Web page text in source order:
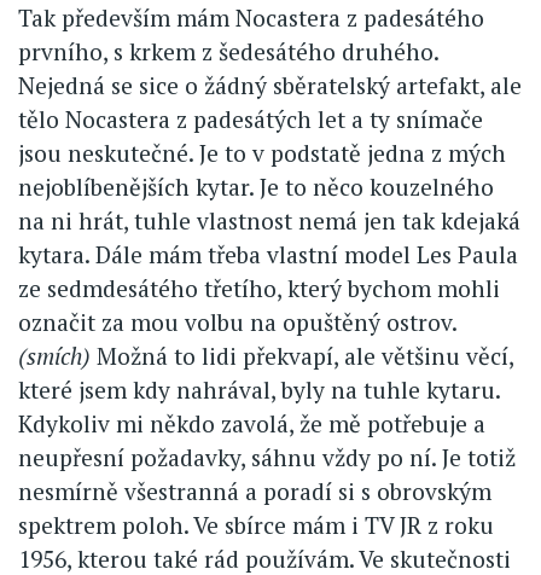
Tak především mám Nocastera z padesátého
prvního, s krkem z šedesátého druhého.
Nejedná se sice o žádný sběratelský artefakt, ale
tělo Nocastera z padesátých let a ty snímače
jsou neskutečné. Je to v podstatě jedna z mých
nejoblíbenějších kytar. Je to něco kouzelného
na ni hrát, tuhle vlastnost nemá jen tak kdejaká
kytara. Dále mám třeba vlastní model Les Paula
ze sedmdesátého třetího, který bychom mohli
označit za mou volbu na opuštěný ostrov.
(smích) Možná to lidi překvapí, ale většinu věcí,
které jsem kdy nahrával, byly na tuhle kytaru.
Kdykoliv mi někdo zavolá, že mě potřebuje a
neupřesní požadavky, sáhnu vždy po ní. Je totiž
nesmírně všestranná a poradí si s obrovským
spektrem poloh. Ve sbírce mám i TV JR z roku
1956, kterou také rád používám. Ve skutečnosti